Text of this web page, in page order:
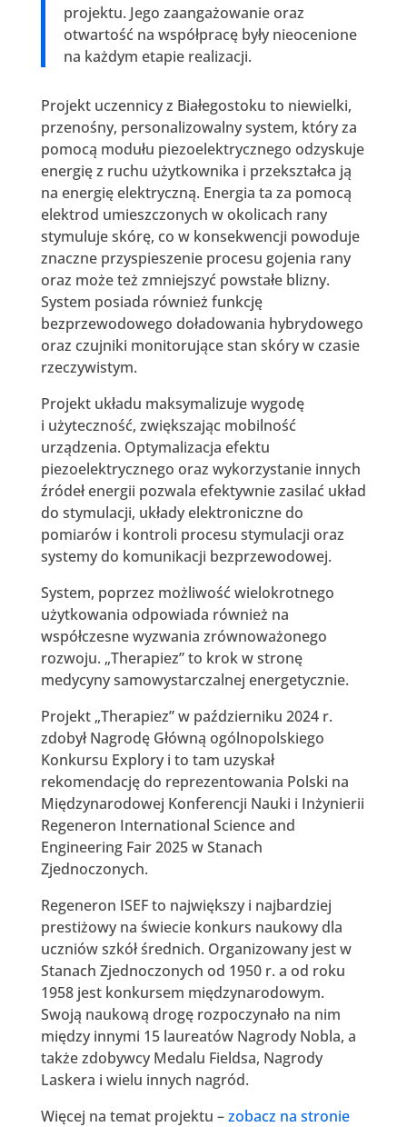
projektu. Jego zaangażowanie oraz
otwartość na współpracę były nieocenione
na każdym etapie realizacji.
Projekt uczennicy z Białegostoku to niewielki,
przenośny, personalizowalny system, który za
pomocą modułu piezoelektrycznego odzyskuje
energię z ruchu użytkownika i przekształca ją
na energię elektryczną. Energia ta za pomocą
elektrod umieszczonych w okolicach rany
stymuluje skórę, co w konsekwencji powoduje
znaczne przyspieszenie procesu gojenia rany
oraz może też zmniejszyć powstałe blizny.
System posiada również funkcję
bezprzewodowego doładowania hybrydowego
oraz czujniki monitorujące stan skóry w czasie
rzeczywistym.
Projekt układu maksymalizuje wygodę
i użyteczność, zwiększając mobilność
urządzenia. Optymalizacja efektu
piezoelektrycznego oraz wykorzystanie innych
źródeł energii pozwala efektywnie zasilać układ
do stymulacji, układy elektroniczne do
pomiarów i kontroli procesu stymulacji oraz
systemy do komunikacji bezprzewodowej.
System, poprzez możliwość wielokrotnego
użytkowania odpowiada również na
współczesne wyzwania zrównoważonego
rozwoju. „Therapiez” to krok w stronę
medycyny samowystarczalnej energetycznie.
Projekt „Therapiez” w październiku 2024 r.
zdobył Nagrodę Główną ogólnopolskiego
Konkursu Explory i to tam uzyskał
rekomendację do reprezentowania Polski na
Międzynarodowej Konferencji Nauki i Inżynierii
Regeneron International Science and
Engineering Fair 2025 w Stanach
Zjednoczonych.
Regeneron ISEF to największy i najbardziej
prestiżowy na świecie konkurs naukowy dla
uczniów szkół średnich. Organizowany jest w
Stanach Zjednoczonych od 1950 r. a od roku
1958 jest konkursem międzynarodowym.
Swoją naukową drogę rozpoczynało na nim
między innymi 15 laureatów Nagrody Nobla, a
także zdobywcy Medalu Fieldsa, Nagrody
Laskera i wielu innych nagród.
Więcej na temat projektu –zobacz na stronie